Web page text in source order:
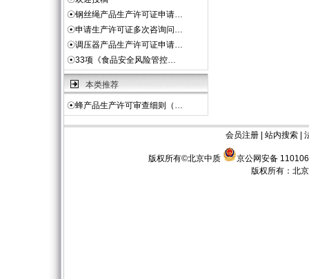
☉钢丝绳产品生产许可证申请…
☉申请生产许可证多次咨询问…
☉调压器产品生产许可证申请…
☉33项《食品安全风险管控…
本类推荐
☉蜂产品生产许可审查细则（…
会员注册| 站内搜索|
版权所有©北京中质
京公网安备
版权所有： 北